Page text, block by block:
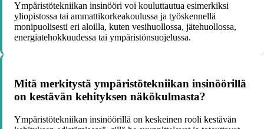
Ympäristötekniikan insinööri voi kouluttautua esimerkiksi
yliopistossa tai ammattikorkeakoulussa ja työskennellä
monipuolisesti eri aloilla, kuten vesihuollossa, jätehuollossa,
energiatehokkuudessa tai ympäristönsuojelussa.
Mitä merkitystä ympäristötekniikan insinöörillä
on kestävän kehityksen näkökulmasta?
Ympäristötekniikan insinöörillä on keskeinen rooli kestävän